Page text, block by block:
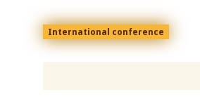
Menu
top
En
International conference